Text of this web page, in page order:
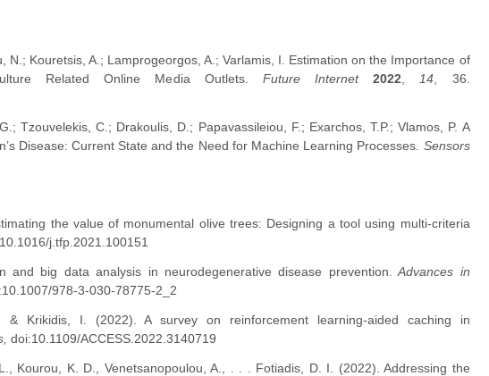
N.; Kouretsis, A.; Lamprogeorgos, A.; Varlamis, I. Estimation on the Importance of
Related Online Media Outlets. Future Internet 2022 14 , 36.
Tzouvelekis, C.; Drakoulis, D.; Papavassileiou, F.; Exarchos, T.P.; Vlamos, P. A
Disease: Current State and the Need for Machine Learning Processes. Sensors
the value of monumental olive trees: Designing a tool using multi-criteria
j.tfp.2021.100151
big data analysis in neurodegenerative disease prevention.
Advances in
978-3-030-78775-2_2
& Krikidis, I. (2022). A survey on reinforcement learning-aided caching in
doi:10.1109/ACCESS.2022.3140719
Kourou, K. D., Venetsanopoulou, A., . . . Fotiadis, D. I. (2022). Addressing the